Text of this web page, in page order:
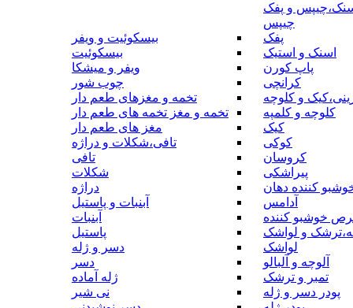
و پفک
چیپس
پفک
اسنک و استیک
پاپ کورن
کرانچی
و کلوچه
کلوچه و کلمپه
کیک
کوکی
کروسان
پیراشکی
کننده دهان
آدامس
خوشبو کننده
و لواشک
لواشک
آلوچه و آلبالو
تمبر و ترشک
پودر دسر و ژله
بیسکوئیت و ویفر
بیسکوئیت
ویفر و میشکا
چوب شور
تخمه و مغزهای طعم دار
تخمه و مغز تخمه های طعم دار
مغز های طعم دار
تافی،شکلات و دراژه
تافی
شکلات
دراژه
آبنبات و پاستیل
آبنبات
پاستیل
دسر و ژله
دسر
ژله آماده
نی شیر